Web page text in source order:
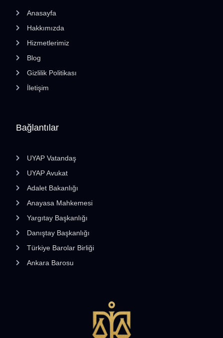
Bağlantılar
UYAP Vatandaş
UYAP Avukat
Adalet Bakanlığı
Anayasa Mahkemesi
Yargıtay Başkanlığı
Danıştay Başkanlığı
Türkiye Barolar Birliği
Ankara Barosu
Anasayfa
Hakkımızda
Hizmetlerimiz
Blog
Gizlilik Politikası
İletişim